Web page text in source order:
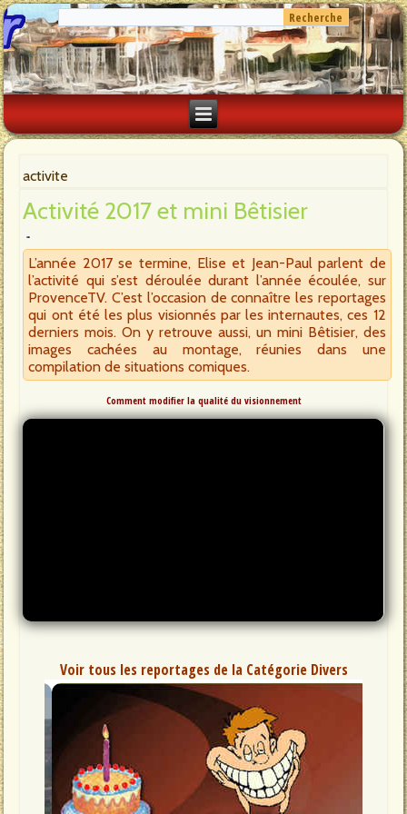
activite
Activité 2017 et mini Bêtisier
L’année 2017 se termine, Elise et Jean-Paul parlent de
l’activité qui s’est déroulée durant l’année écoulée, sur
ProvenceTV. C’est l’occasion de connaître les reportages
qui ont été les plus visionnés par les internautes, ces 12
derniers mois. On y retrouve aussi, un mini Bêtisier, des
images cachées au montage, réunies dans une
compilation de situations comiques.
Comment modifier la qualité du visionnement
Voir tous les reportages de la Catégorie Divers